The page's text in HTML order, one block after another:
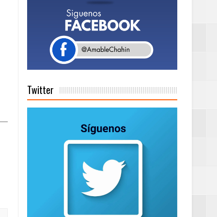
la clausura
Twitter